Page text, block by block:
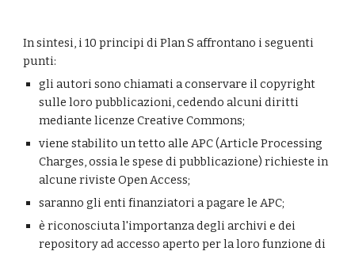
In sintesi, i 10 principi di Plan S affrontano i seguenti
punti:
gli autori sono chiamati a conservare il copyright
sulle loro pubblicazioni, cedendo alcuni diritti
mediante licenze Creative Commons;
viene stabilito un tetto alle APC (Article Processing
Charges, ossia le spese di pubblicazione) richieste in
alcune riviste Open Access;
saranno gli enti finanziatori a pagare le APC;
è riconosciuta l'importanza degli archivi e dei
repository ad accesso aperto per la loro funzione di